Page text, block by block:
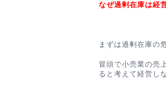
なぜ過剰在庫は経
まずは過剰在庫の
冒頭で小売業の売
ると考えて経営し